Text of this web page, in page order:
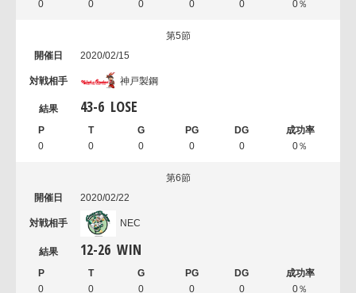
0 0 0 0 0 0％
第5節
2020/02/15
神戸製鋼
43-6 LOSE
0 0 0 0 0 0％
第6節
2020/02/22
NEC
12-26 WIN
0 0 0 0 0 0％